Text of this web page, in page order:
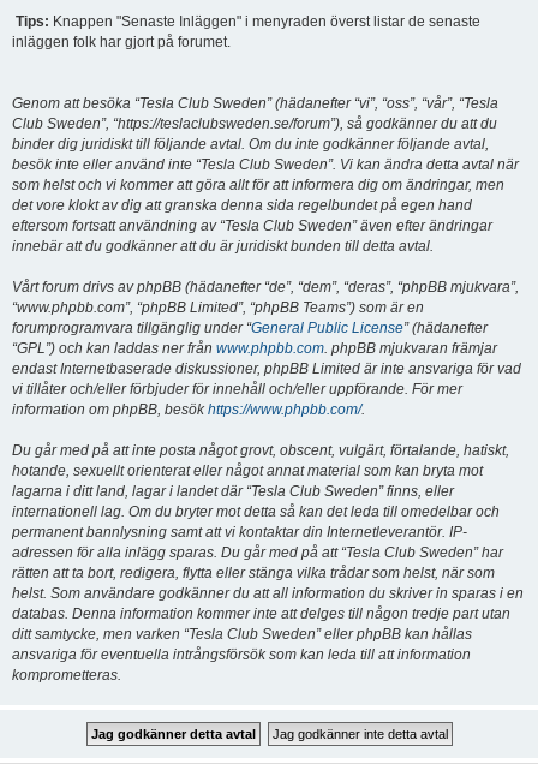
Tips: Knappen "Senaste Inläggen" i menyraden överst listar de senaste
inläggen folk har gjort på forumet.
Genom att besöka “Tesla Club Sweden” (hädanefter “vi”, “oss”, “vår”, “Tesla
Club Sweden”, “https://teslaclubsweden.se/forum”), så godkänner du att du
binder dig juridiskt till följande avtal. Om du inte godkänner följande avtal,
besök inte eller använd inte “Tesla Club Sweden”. Vi kan ändra detta avtal när
som helst och vi kommer att göra allt för att informera dig om ändringar, men
det vore klokt av dig att granska denna sida regelbundet på egen hand
eftersom fortsatt användning av “Tesla Club Sweden” även efter ändringar
innebär att du godkänner att du är juridiskt bunden till detta avtal.
Vårt forum drivs av phpBB (hädanefter “de”, “dem”, “deras”, “phpBB mjukvara”,
“www.phpbb.com”, “phpBB Limited”, “phpBB Teams”) som är en
forumprogramvara tillgänglig under “General Public License” (hädanefter
“GPL”) och kan laddas ner från www.phpbb.com. phpBB mjukvaran främjar
endast Internetbaserade diskussioner, phpBB Limited är inte ansvariga för vad
vi tillåter och/eller förbjuder för innehåll och/eller uppförande. För mer
information om phpBB, besökhttps://www.phpbb.com/.
Du går med på att inte posta något grovt, obscent, vulgärt, förtalande, hatiskt,
hotande, sexuellt orienterat eller något annat material som kan bryta mot
lagarna i ditt land, lagar i landet där “Tesla Club Sweden” finns, eller
internationell lag. Om du bryter mot detta så kan det leda till omedelbar och
permanent bannlysning samt att vi kontaktar din Internetleverantör. IP-
adressen för alla inlägg sparas. Du går med på att “Tesla Club Sweden” har
rätten att ta bort, redigera, flytta eller stänga vilka trådar som helst, när som
helst. Som användare godkänner du att all information du skriver in sparas i en
databas. Denna information kommer inte att delges till någon tredje part utan
ditt samtycke, men varken “Tesla Club Sweden” eller phpBB kan hållas
ansvariga för eventuella intrångsförsök som kan leda till att information
komprometteras.